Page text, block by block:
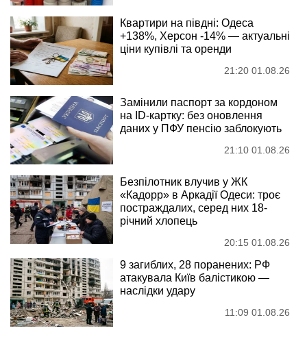
Квартири на півдні: Одеса
+138%, Херсон -14% — актуальні
ціни купівлі та оренди
21:20 01.08.26
Замінили паспорт за кордоном
на ID-картку: без оновлення
даних у ПФУ пенсію заблокують
21:10 01.08.26
Безпілотник влучив у ЖК
«Кадорр» в Аркадії Одеси: троє
постраждалих, серед них 18-
річний хлопець
20:15 01.08.26
9 загиблих, 28 поранених: РФ
атакувала Київ балістикою —
наслідки удару
11:09 01.08.26